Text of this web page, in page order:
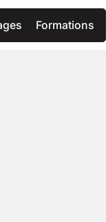
Formations